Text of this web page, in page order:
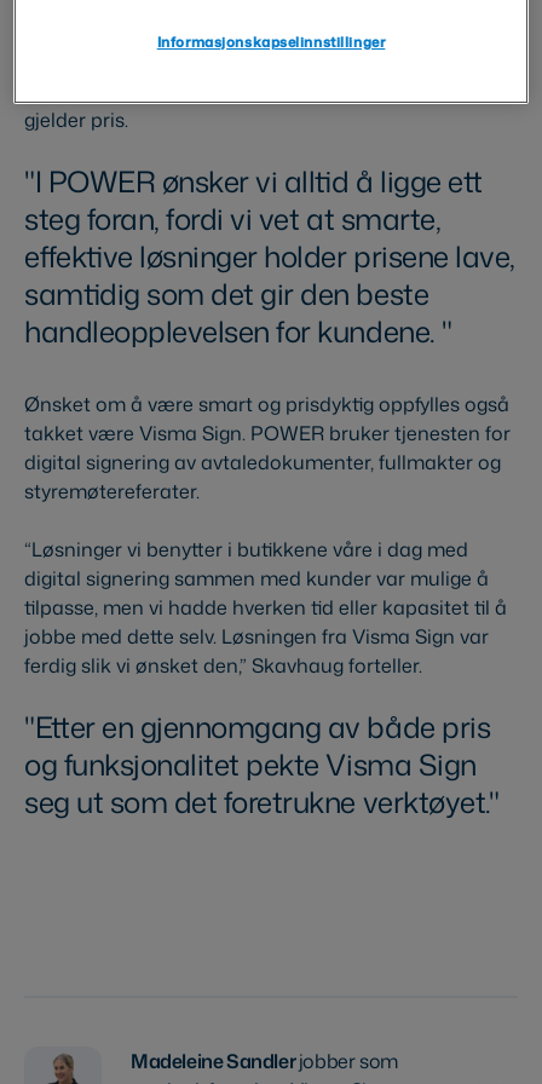
gjelder pris.
I POWER ønsker vi alltid å ligge ett
steg foran, fordi vi vet at smarte,
effektive løsninger holder prisene lave,
samtidig som det gir den beste
handleopplevelsen for kundene.
Ønsket om å være smart og prisdyktig oppfylles også
takket være Visma Sign. POWER bruker tjenesten for
digital signering av avtaledokumenter, fullmakter og
styremøtereferater.
“Løsninger vi benytter i butikkene våre i dag med
digital signering sammen med kunder var mulige å
tilpasse, men vi hadde hverken tid eller kapasitet til å
jobbe med dette selv. Løsningen fra Visma Sign var
ferdig slik vi ønsket den,” Skavhaug forteller.
Etter en gjennomgang av både pris
og funksjonalitet pekte Visma Sign
seg ut som det foretrukne verktøyet.
Madeleine Sandlerjobber som
Informasjonskapselinnstillinger